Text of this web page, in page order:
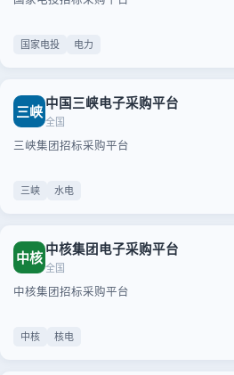
国家电投 电力
三峡 中国三峡电子采购平台
全国
三峡集团招标采购平台
三峡 水电
中核 中核集团电子采购平台
全国
中核集团招标采购平台
中核 核电